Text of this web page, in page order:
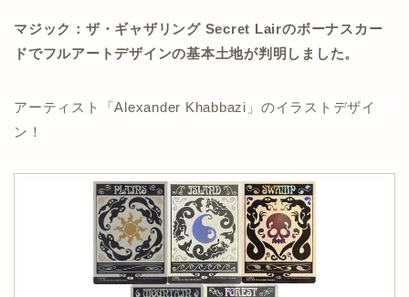
マジック：ザ・ギャザリング Secret Lairのボーナスカー
ドでフルアートデザインの基本土地が判明しました。
アーティスト「Alexander Khabbazi」のイラストデザイ
ン！